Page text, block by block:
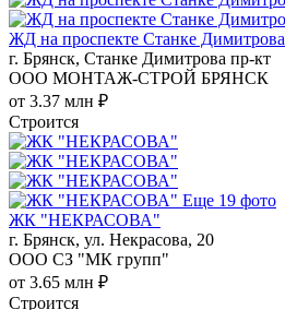
ЖД на проспекте Станке Димитрова
г. Брянск, Станке Димитрова пр-кт
ООО МОНТАЖ-СТРОЙ БРЯНСК
от 3.37 млн ₽
Строится
Еще 19 фото
ЖК "НЕКРАСОВА"
г. Брянск, ул. Некрасова, 20
ООО СЗ "МК групп"
от 3.65 млн ₽
Строится